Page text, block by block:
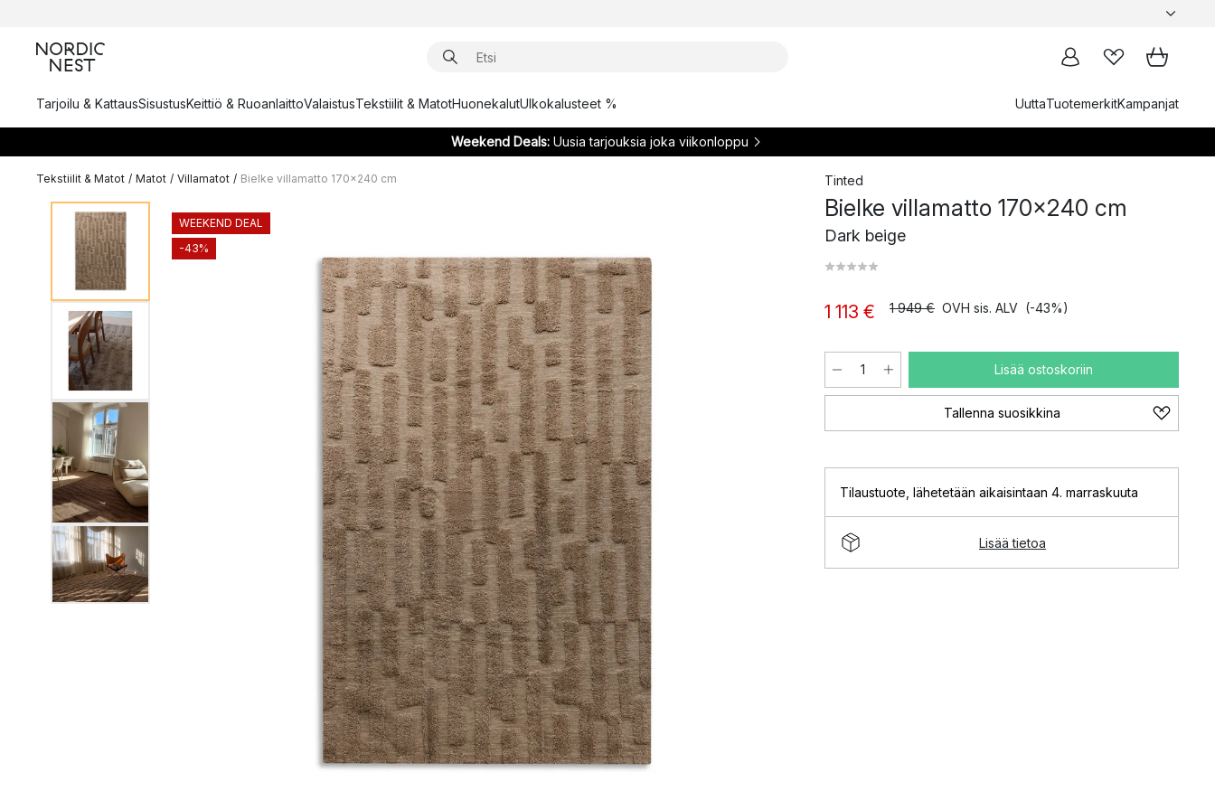
Tarjoilu & KattausSisustusKeittiö & RuoanlaittoValaistusTekstiilit & MatotHuonekalutUlkokalusteet % UuttaTuotemerkitKampanjat
Weekend Deals:Uusia tarjouksia joka viikonloppu
Tekstiilit & Matot / Matot / Villamatot / Bielke villamatto 170x240 cm
WEEKEND DEAL
-43%
Tinted
Bielke villamatto 170x240 cm
Dark beige
1 113 € 1 949 € OVH sis. ALV (-43%)
Lisää ostoskoriin
Tallenna suosikkina
Tilaustuote lähetetään aikaisintaan 4. marraskuuta
Lisää tietoa